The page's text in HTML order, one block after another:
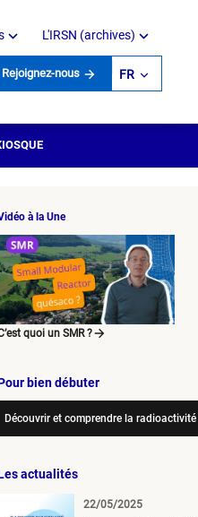
L'IRSN (archives)
Rejoignez-nous FR
à la Une
quoi un SMR ?
bien débuter
Découvrir et comprendre la radioactivité
actualités
22/05/2025